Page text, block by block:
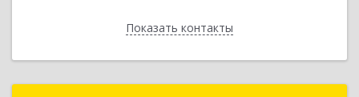
Показать контакты
Назад